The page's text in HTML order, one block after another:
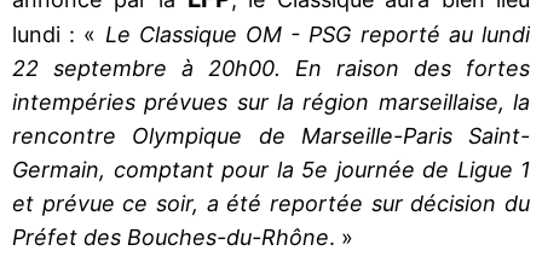
lundi : « Le Classique OM - PSG reporté au lundi
22 septembre à 20h00. En raison des fortes
intempéries prévues sur la région marseillaise, la
rencontre Olympique de Marseille-Paris Saint-
Germain, comptant pour la 5e journée de Ligue 1
et prévue ce soir, a été reportée sur décision du
Préfet des Bouches-du-Rhône. »